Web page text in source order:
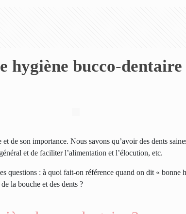
hygiène bucco-dentaire
de son importance. Nous savons qu’avoir des dents
et de faciliter l’alimentation et l’élocution, etc.
questions : à quoi fait-on référence quand on dit « bonne
la bouche et des dents ?